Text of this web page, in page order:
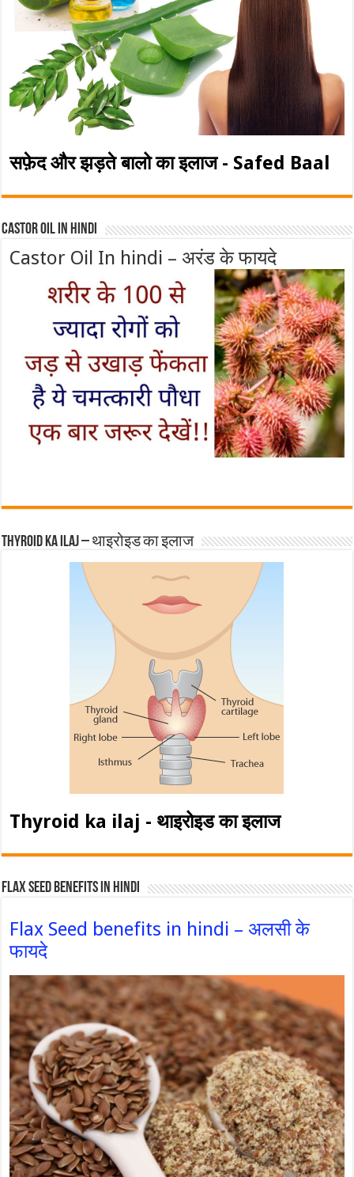
सफ़ेद और झड़ते बालो का इलाज - Safed Baal
Castor Oil In Hindi
Castor Oil In hindi – अरंड के फायदे
Thyroid ka ilaj – थाइरोइड का इलाज
Thyroid ka ilaj - थाइरोइड का इलाज
Flax Seed Benefits in hindi
Flax Seed benefits in hindi – अलसी के
फायदे